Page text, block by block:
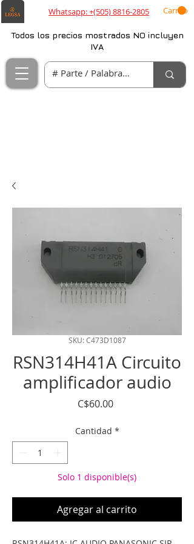
Whatsapp: +(505) 8816-2805 Carrito
Todos los precios mostrados NO incluyen
IVA
SKU: C473D1087
RSN314H41A Circuito
amplificador audio
C$60.00Precio
Cantidad *
Solo 1 disponible(s)
Agregar al carrito